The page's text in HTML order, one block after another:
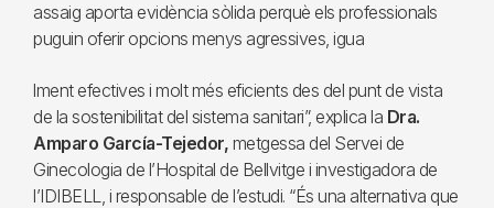
assaig aporta evidència sòlida perquè els professionals
puguin oferir opcions menys agressives, igua
lment efectives i molt més eficients des del punt de vista
de la sostenibilitat del sistema sanitari”, explica la Dra.
Amparo García-Tejedor, metgessa del Servei de
Ginecologia de l’Hospital de Bellvitge i investigadora de
l’IDIBELL, i responsable de l’estudi. “És una alternativa que